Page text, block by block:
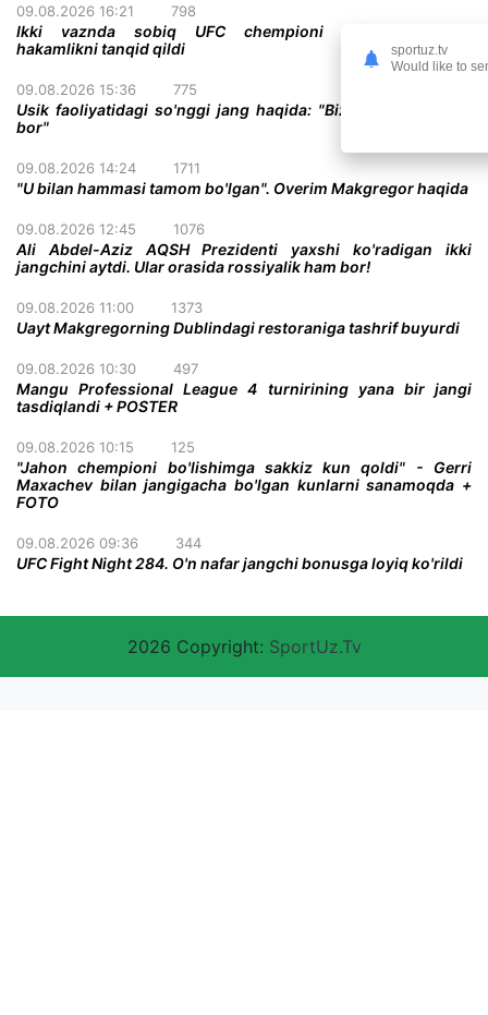
09.08.2026 16:21 798
Ikki vaznda sobiq UFC chempioni promoushendagi
hakamlikni tanqid qildi
09.08.2026 15:36 775
Usik faoliyatidagi so'nggi jang haqida: "Bizda ikkita variant
bor"
09.08.2026 14:24 1711
"U bilan hammasi tamom bo'lgan". Overim Makgregor haqida
09.08.2026 12:45 1076
Ali Abdel-Aziz AQSH Prezidenti yaxshi ko'radigan ikki
jangchini aytdi. Ular orasida rossiyalik ham bor!
09.08.2026 11:00 1373
Uayt Makgregorning Dublindagi restoraniga tashrif buyurdi
09.08.2026 10:30 497
Mangu Professional League 4 turnirining yana bir jangi
tasdiqlandi + POSTER
09.08.2026 10:15 125
"Jahon chempioni bo'lishimga sakkiz kun qoldi" - Gerri
Maxachev bilan jangigacha bo'lgan kunlarni sanamoqda +
FOTO
09.08.2026 09:36 344
UFC Fight Night 284. O'n nafar jangchi bonusga loyiq ko'rildi
2026 Copyright: SportUz.Tv
sportuz.tv
Would like to